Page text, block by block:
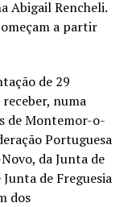
Abigail Rencheli.
a partir
de 29
numa
de Montemor-o-
Portuguesa
da Junta de
de Freguesia
dos